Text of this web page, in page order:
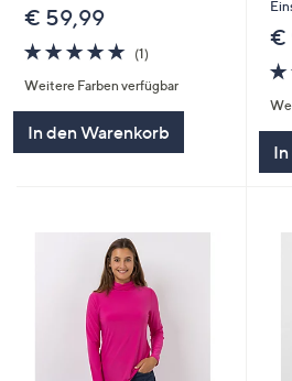
€ 59,99
5.0
von
5
(1)
Weitere Farben verfügbar
In den Warenkorb
€